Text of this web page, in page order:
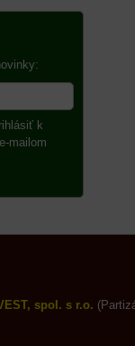
k
mailom
spol. s r.o.